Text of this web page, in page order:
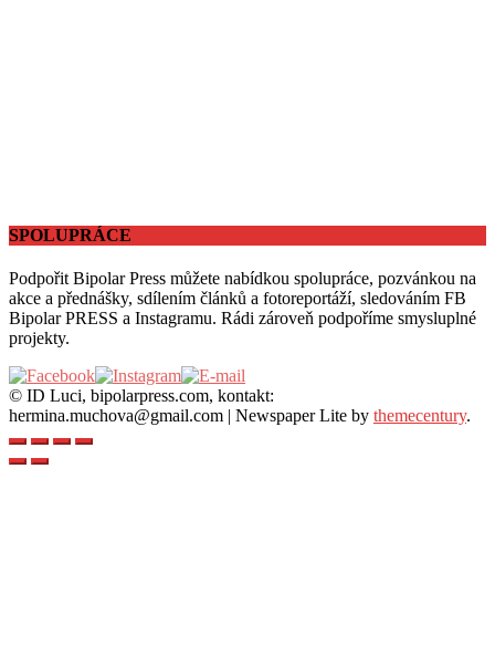
SPOLUPRÁCE
Podpořit Bipolar Press můžete nabídkou spolupráce, pozvánkou na
akce a přednášky, sdílením článků a fotoreportáží, sledováním FB
Bipolar PRESS a Instagramu. Rádi zároveň podpoříme smysluplné
projekty.
© ID Luci, bipolarpress.com, kontakt:
hermina.muchova@gmail.com | Newspaper Lite by themecentury.